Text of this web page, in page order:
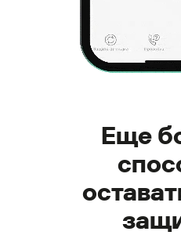
Еще